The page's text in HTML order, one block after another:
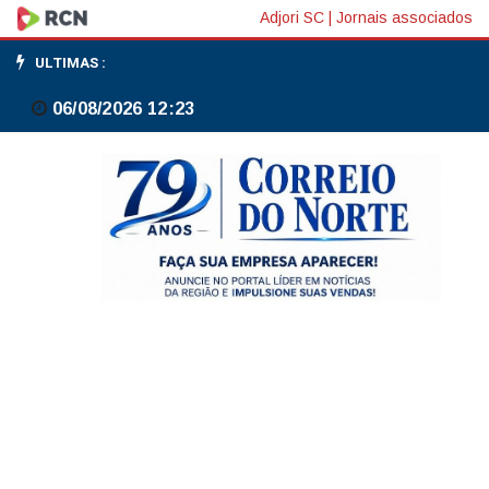
Sabatina
de
Jorge
Messias
Adjori SC Jornais associados
ULTIMAS :
06/08/2026 12:23